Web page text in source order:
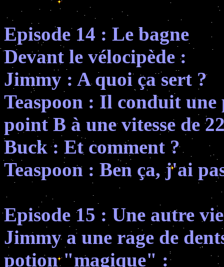
Episode 14 : Le bagne
Devant le vélocipède :
Jimmy : A quoi ça sert ?
Teaspoon : Il conduit
point B à une vitesse de
Buck : Et comment ?
Teaspoon : Ben ça, j'ai
Episode 15 : Une autre vie
Jimmy a une rage de
potion "magique" :